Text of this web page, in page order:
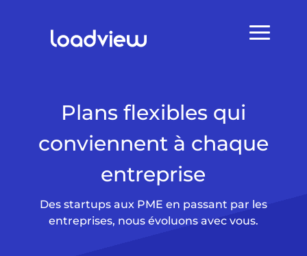
Plans flexibles qui
conviennent à chaque
entreprise
Des startups aux PME en passant par les
entreprises, nous évoluons avec vous.